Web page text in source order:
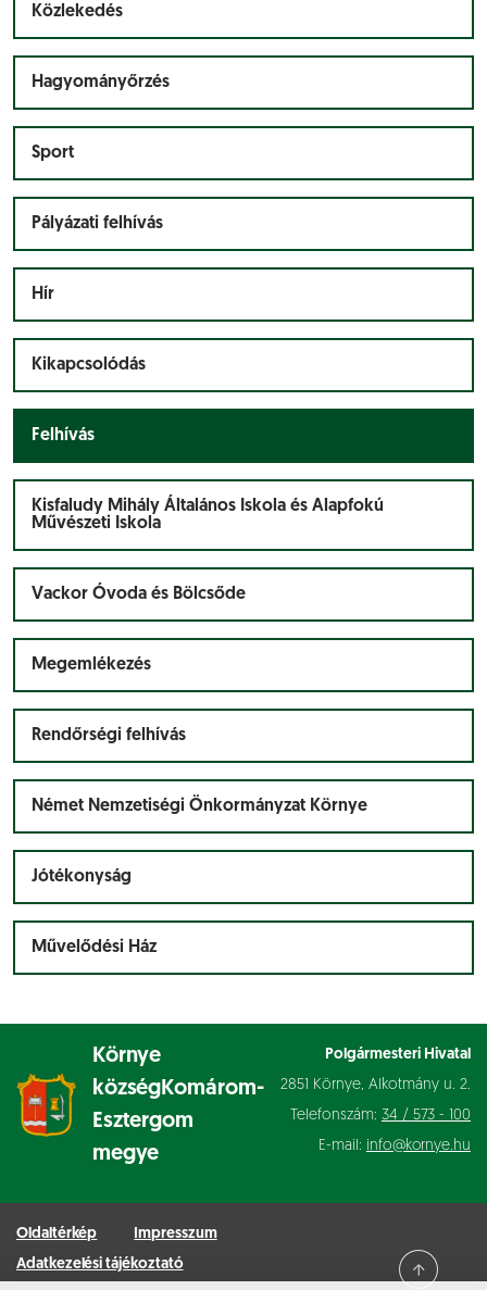
Közlekedés
Hagyományőrzés
Sport
Pályázati felhívás
Hír
Kikapcsolódás
Felhívás
Kisfaludy Mihály Általános Iskola és Alapfokú
Művészeti Iskola
Vackor Óvoda és Bölcsőde
Megemlékezés
Rendőrségi felhívás
Német Nemzetiségi Önkormányzat Környe
Jótékonyság
Művelődési Ház
Környe
községKomárom-
Esztergom
megye
Polgármesteri Hivatal
2851 Környe, Alkotmány u. 2.
Telefonszám: 34 / 573 - 100
E-mail: info@kornye.hu
Oldaltérkép
Impresszum
Adatkezelési tájékoztató